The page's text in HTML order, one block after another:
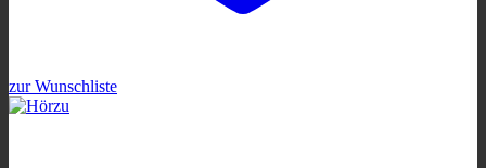
zur Wunschliste